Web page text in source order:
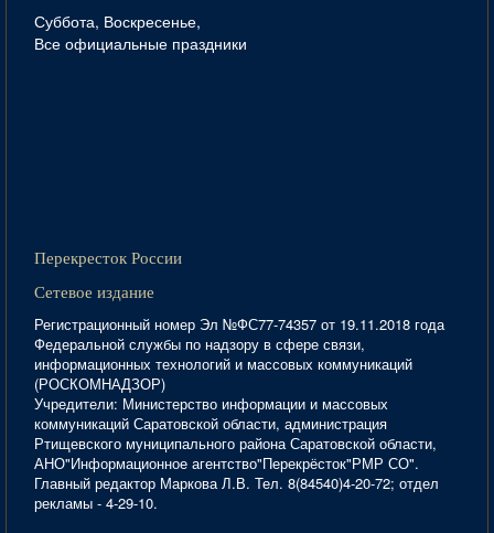
Суббота, Воскресенье,
Все официальные праздники
Перекресток России
Сетевое издание
Регистрационный номер Эл №ФС77-74357 от 19.11.2018 года
Федеральной службы по надзору в сфере связи,
информационных технологий и массовых коммуникаций
(РОСКОМНАДЗОР)
Учредители: Министерство информации и массовых
коммуникаций Саратовской области, администрация
Ртищевского муниципального района Саратовской области,
АНО"Информационное агентство"Перекрёсток"РМР СО".
Главный редактор Маркова Л.В. Тел. 8(84540)4-20-72; отдел
рекламы - 4-29-10.